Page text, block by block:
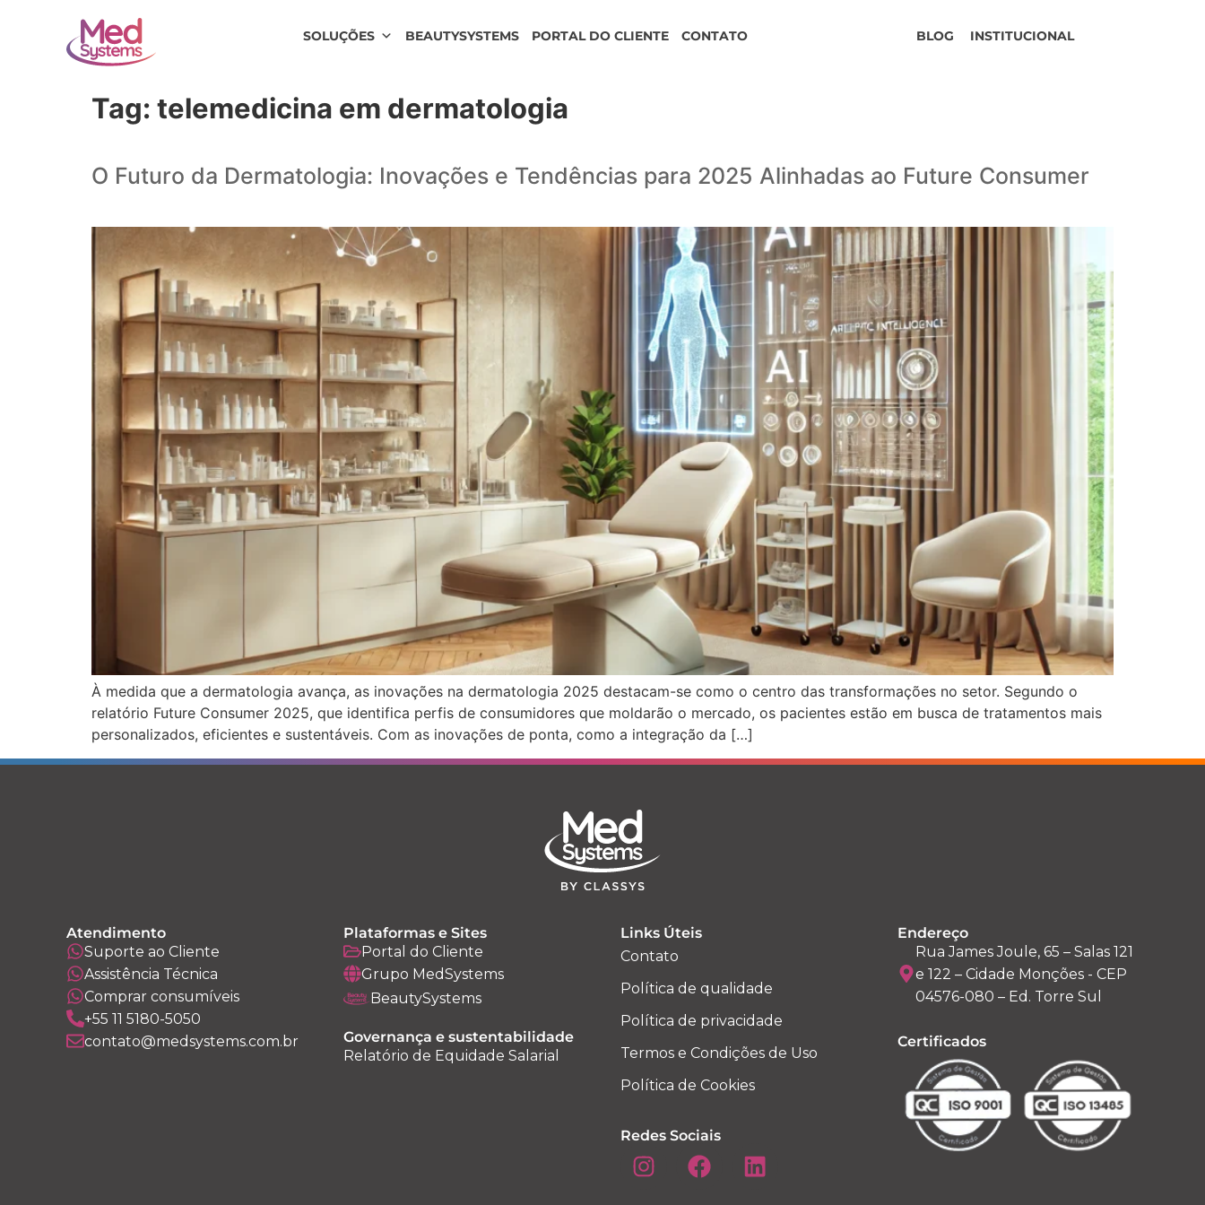
SOLUÇÕES BEAUTYSYSTEMS PORTAL DO CLIENTE CONTATO INSTITUCIONAL
BLOG
Tag: telemedicina em dermatologia
O Futuro da Dermatologia: Inovações e Tendências para 2025 Alinhadas ao Future Consumer
À medida que a dermatologia avança, as inovações na dermatologia 2025 destacam-se como o centro das transformações no setor. Segundo o
relatório Future Consumer 2025, que identifica perfis de consumidores que moldarão o mercado, os pacientes estão em busca de tratamentos mais
personalizados, eficientes e sustentáveis. Com as inovações de ponta, como a integração da […]
Atendimento
Suporte ao Cliente
Assistência Técnica
Comprar consumíveis
+55 11 5180-5050
contato@medsystems.com.br
Plataformas e Sites
Portal do Cliente
Grupo MedSystems
BeautySystems
Governança e sustentabilidade
Relatório de Equidade Salarial
Links Úteis
Contato
Política de qualidade
Política de privacidade
Termos e Condições de Uso
Política de Cookies
Redes Sociais
Endereço
Rua James Joule, 65 – Salas 121
e 122 – Cidade Monções - CEP
04576-080 – Ed. Torre Sul
Certificados